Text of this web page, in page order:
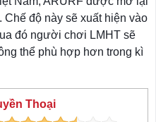
độ này sẽ xuất hiện vào
đó người chơi LMHT sẽ
thể phù hợp hơn trong kì
Thoại